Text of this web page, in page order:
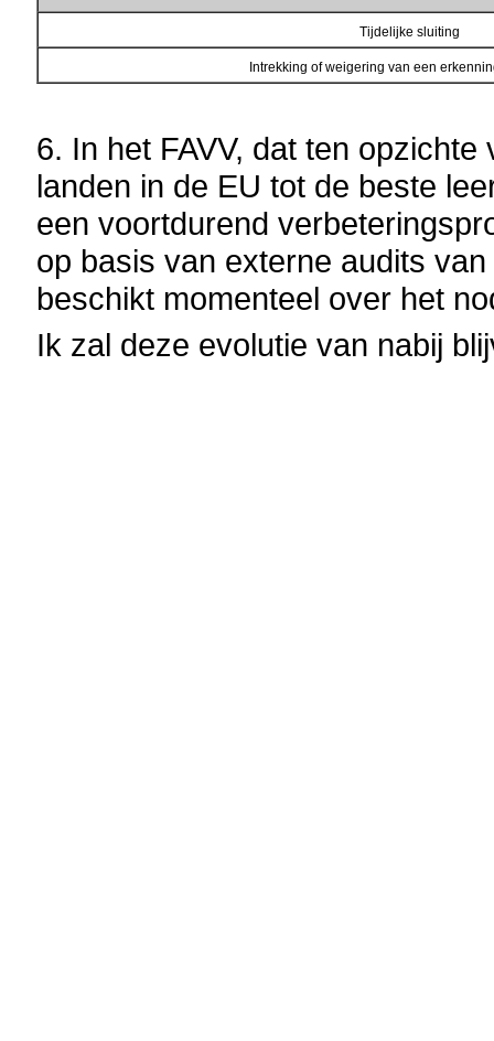
Tijdelijke sluiting
Intrekking of weigering van een
6. In het FAVV, dat ten
landen in de EU tot de beste
een voortdurend
op basis van externe audits
beschikt momenteel over het
Ik zal deze evolutie van nabij